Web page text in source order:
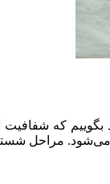
بگوییم که
می‌شود. مراحل